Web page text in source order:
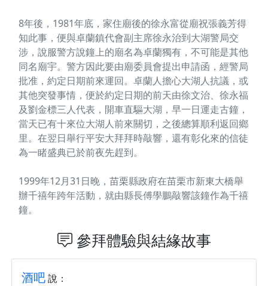
8年後，1981年底，家住廟後的徐永富從廟祝張義芳得
知此事，便與卓蘭鎮代會副主席徐永治到大湖警局交
涉，說服警方說鐘上的廟名為卓蘭獨有，不可能是其他
同名廟宇。警方因此要由廟委員會提出申請函，經警局
批准，約定日期前來運回。卓蘭人擔心大湖人抗議，或
其他突發事情，便於約定日期的前天由徐文治、徐永福
及劉金標三人代表，開車直驅大湖，早一日運走古鐘，
當天已有十來位大湖人前來關切，之後總算順利返回鄉
里。在翌日舉行平安大拜拜時敲響，還有彰化來的信徒
為一睹盛典已於前夜先趕到。
1999年12月31日晚，苗栗縣政府在苗栗市新東大橋舉
辦千禧年跨年活動，就由縣長傅學鵬敲響該鐘作為千禧
鐘。
參拜體驗與結緣故事
酒吧說：